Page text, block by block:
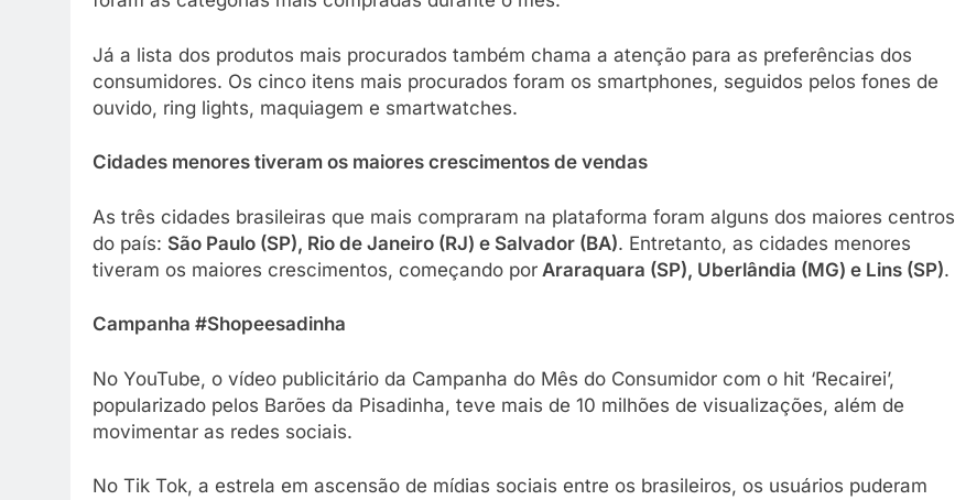
Já a lista dos produtos mais procurados também chama a atenção para as preferências dos
consumidores. Os cinco itens mais procurados foram os smartphones, seguidos pelos fones de
ouvido, ring lights, maquiagem e smartwatches.
Cidades menores tiveram os maiores crescimentos de vendas
As três cidades brasileiras que mais compraram na plataforma foram alguns dos maiores centros
do país: São Paulo (SP), Rio de Janeiro (RJ) e Salvador (BA). Entretanto, as cidades menores
tiveram os maiores crescimentos, começando por Araraquara (SP), Uberlândia (MG) e Lins (SP).
Campanha #Shopeesadinha
No YouTube, o vídeo publicitário da Campanha do Mês do Consumidor com o hit ‘Recairei’,
popularizado pelos Barões da Pisadinha, teve mais de 10 milhões de visualizações, além de
movimentar as redes sociais.
No Tik Tok, a estrela em ascensão de mídias sociais entre os brasileiros, os usuários puderam